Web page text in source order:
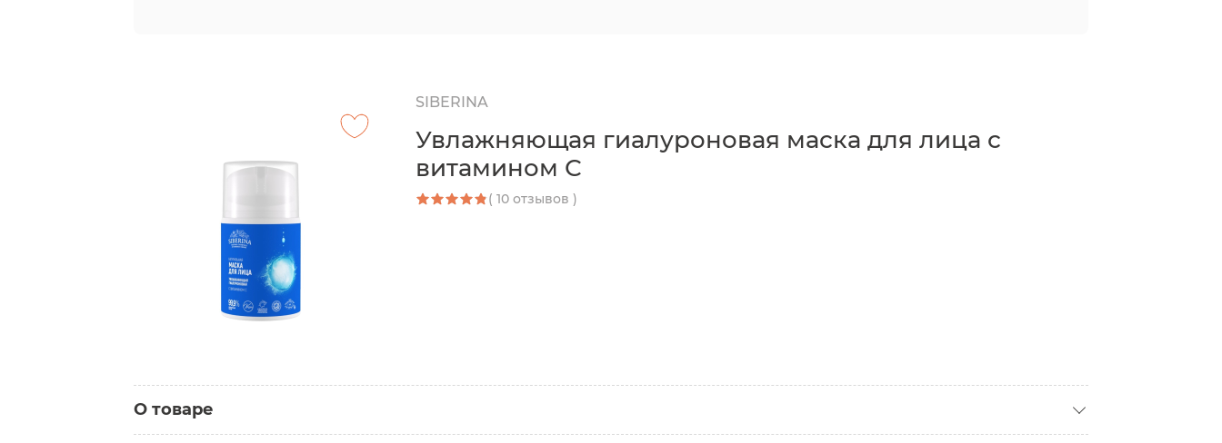
SIBERINA
Увлажняющая гиалуроновая маска для лица с
витамином С
( 10 отзывов )
О товаре